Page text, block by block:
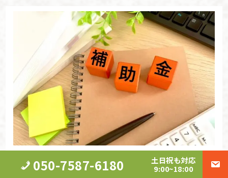
【令和8年度】広島県安芸高田市・空き家改修補助金の
条件や金額は？
050-7587-6180
土日祝も対応
9:00~18:00